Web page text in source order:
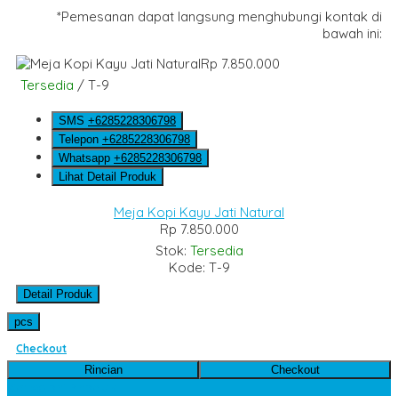
*Pemesanan dapat langsung menghubungi kontak di
bawah ini:
Rp 7.850.000
Tersedia / T-9
SMS +6285228306798
Telepon +6285228306798
Whatsapp +6285228306798
Lihat Detail Produk
Meja Kopi Kayu Jati Natural
Rp 7.850.000
Stok: Tersedia
Kode: T-9
Detail Produk
pcs
Checkout
Rincian
Checkout